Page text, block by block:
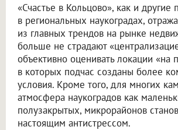
«Счастье в Кольцово», как и другие
в региональных наукоградах,
из главных трендов на рынке
больше не страдают
объективно оценивать локации «на
в которых подчас созданы более
условия. Кроме того, для многих
атмосфера наукоградов как
полузакрытых, микрорайонов
настоящим антистрессом.